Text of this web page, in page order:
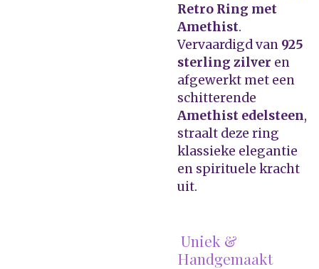
Retro Ring met
Amethist.
Vervaardigd van 925
sterling zilver en
afgewerkt met een
schitterende
Amethist edelsteen,
straalt deze ring
klassieke elegantie
en spirituele kracht
uit.
Uniek &
Handgemaakt